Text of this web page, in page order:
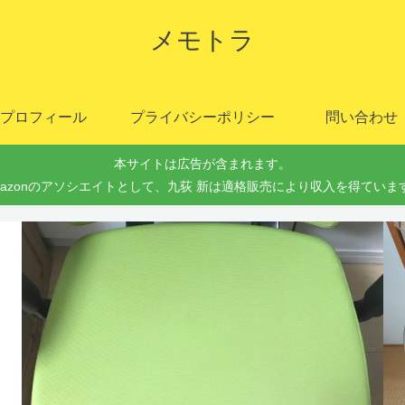
メモトラ
プロフィール プライバシーポリシー 問い合わせ
本サイトは広告が含まれます。
のアソシエイトとして、九荻 新は適格販売により収入を得ていま